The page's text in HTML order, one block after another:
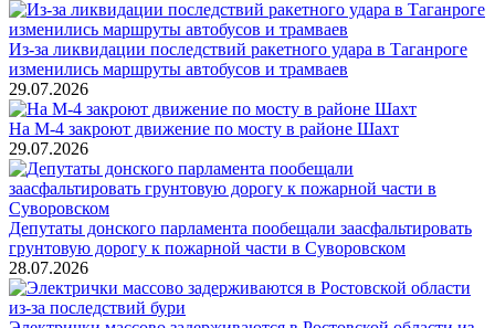
Из-за ликвидации последствий ракетного удара в Таганроге
изменились маршруты автобусов и трамваев
29.07.2026
На М-4 закроют движение по мосту в районе Шахт
29.07.2026
Депутаты донского парламента пообещали заасфальтировать
грунтовую дорогу к пожарной части в Суворовском
28.07.2026